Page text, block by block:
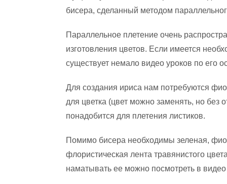
бисера, сделанный методом
Параллельное плетение очень
изготовления цветов. Если имеется
существует немало видео уроков по его
Для создания ириса нам потребуются
для цветка (цвет можно заменять, но без
понадобится для плетения листиков.
Помимо бисера необходимы зеленая,
флористическая лента травянистого
наматывать ее можно посмотреть в